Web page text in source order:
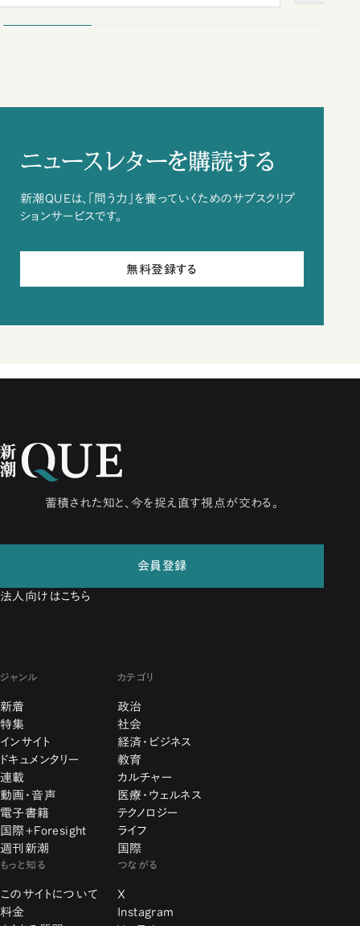
ニュースレターを購読する
新潮QUEは、「問う力」を養っていくためのサブスクリプ
ションサービスです。
無料登録する
蓄積された知と、今を捉え直す視点が交わる。
会員登録
法人向けはこちら
ジャンル
新着
特集
インサイト
ドキュメンタリー
連載
動画・音声
電子書籍
国際+Foresight
週刊新潮
カテゴリ
政治
社会
経済・ビジネス
教育
カルチャー
医療・ウェルネス
テクノロジー
ライフ
国際
もっと知る
このサイトについて
料金
つながる
X
Instagram